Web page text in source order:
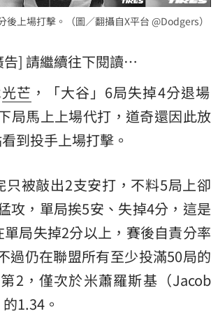
後上場打擊。（圖／翻攝自X平台 @Dodgers）
告] 請繼續往下閱讀…
光芒 ，「大谷」6局失掉4分退場
局馬上上場代打，道奇還因此放
到投手上場打擊。
只被敲出2支安打，不料5局上卻
攻，單局挨5安、失掉4分，這是
局失掉2分以上，賽後自責分率
過仍在聯盟所有至少投滿50局的
2，僅次於米蕭羅斯基（Jacob
1.34。